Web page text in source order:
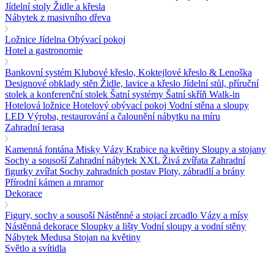
Jídelní stoly Židle a křesla
Nábytek z masivního dřeva
Ložnice Jídelna Obývací pokoj
Hotel a gastronomie
Bankovní systém Klubové křeslo, Koktejlové křeslo & Lenoška
Designové obklady stěn Židle, lavice a křeslo Jídelní stůl, příruční
stolek a konferenční stolek Šatní systémy Šatní skříň Walk-in
Hotelová ložnice Hotelový obývací pokoj Vodní stěna a sloupy
LED Výroba, restaurování a čalounění nábytku na míru
Zahradní terasa
Kamenná fontána Misky Vázy Krabice na květiny Sloupy a stojany
Sochy a sousoší Zahradní nábytek XXL Živá zvířata Zahradní
figurky zvířat Sochy zahradních postav Ploty, zábradlí a brány
Přírodní kámen a mramor
Dekorace
Figury, sochy a sousošíNástěnné a stojací zrcadlo Vázy a mísy
Nástěnná dekorace Sloupky a lišty Vodní sloupy a vodní stěny
Nábytek Medusa Stojan na květiny
Světlo a svítidla